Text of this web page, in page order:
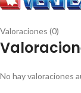
Valoraciones (0)
No hay valoraciones